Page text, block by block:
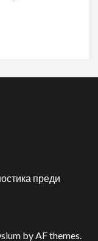
преди
by AF themes.